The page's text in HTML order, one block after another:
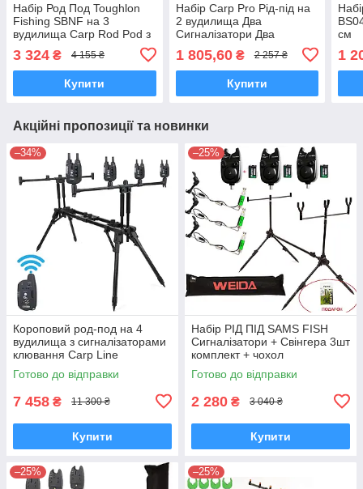
Набір Род Под Toughlon
Fishing SBNF на 3
вудилища Carp Rod Pod з
B112B та свінгерами
3 324 ₴ 4 155 ₴
Купити
Набір Carp Pro Рід-під на
2 вудилища Два
Сигналізатори Два
1 805,60₴ 2 257 ₴
Купити
см
1
Акційні пропозиції та новинки
–34%
Короповий род-под на 4
вудилища з сигналізаторами
клювання Carp Line
Готово до відправки
7 458 ₴ 11 300 ₴
Купити
–25%
Набір РІД ПІД SAMS FISH
Сигналізатори + Свінгера 3шт
комплект + чохол
Готово до відправки
2 280 ₴ 3 040 ₴
Купити
–25% –25%